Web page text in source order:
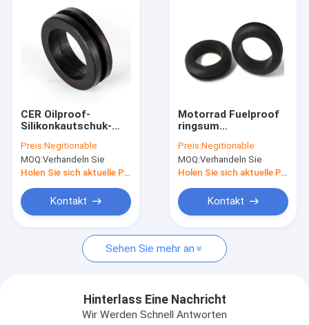
Produkte
Über uns
Fabrik-Ausflug
Nachrichten
Fälle
Silikonkautschuk-O-Ringe
Silikonkautschuk Sleeving
CER Oilproof-
Silikonkautschuk-
Antiabnutzungs-
Loch, das Stecker
löscht
Preis:Negitionable
MOQ:Verhandeln Sie
Holen Sie sich aktuelle Preis
Kontakt
Motorrad Fuelproof
ringsum
Silikon-Gummimuffe
FKM-hoher
Temperatur
Preis:Negitionable
MOQ:Verhandeln Sie
Holen Sie sich aktuelle Preis
Kontakt
Sehen Sie mehr an
Hinterlass Eine Nachricht
Wir Werden Schnell Antworten